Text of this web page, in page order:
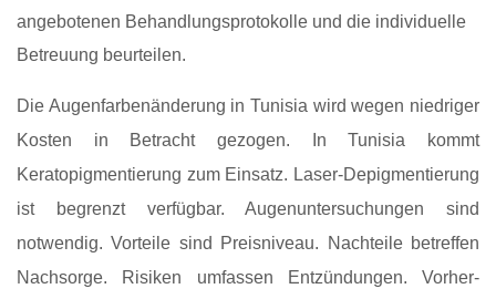
angebotenen Behandlungsprotokolle und die individuelle
Betreuung beurteilen.
Die Augenfarbenänderung in Tunisia wird wegen niedriger
Kosten in Betracht gezogen. In Tunisia kommt
Keratopigmentierung zum Einsatz. Laser-Depigmentierung
ist begrenzt verfügbar. Augenuntersuchungen sind
notwendig. Vorteile sind Preisniveau. Nachteile betreffen
Nachsorge. Risiken umfassen Entzündungen. Vorher-